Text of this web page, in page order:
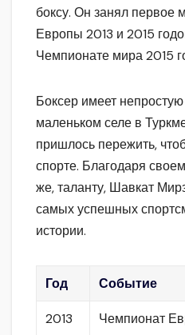
боксу. Он занял первое
Европы 2013 и 2015
Чемпионате мира 2015
Боксер имеет
маленьком селе в
пришлось пережить,
спорте. Благодаря
же, таланту, Шавкат
самых успешных
истории.
Год Событие
2013 Чемпионат